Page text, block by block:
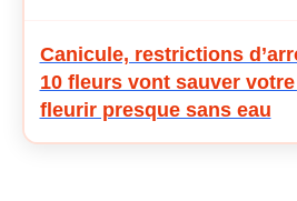
Canicule, restrictions
10 fleurs vont sauver
fleurir presque sans eau